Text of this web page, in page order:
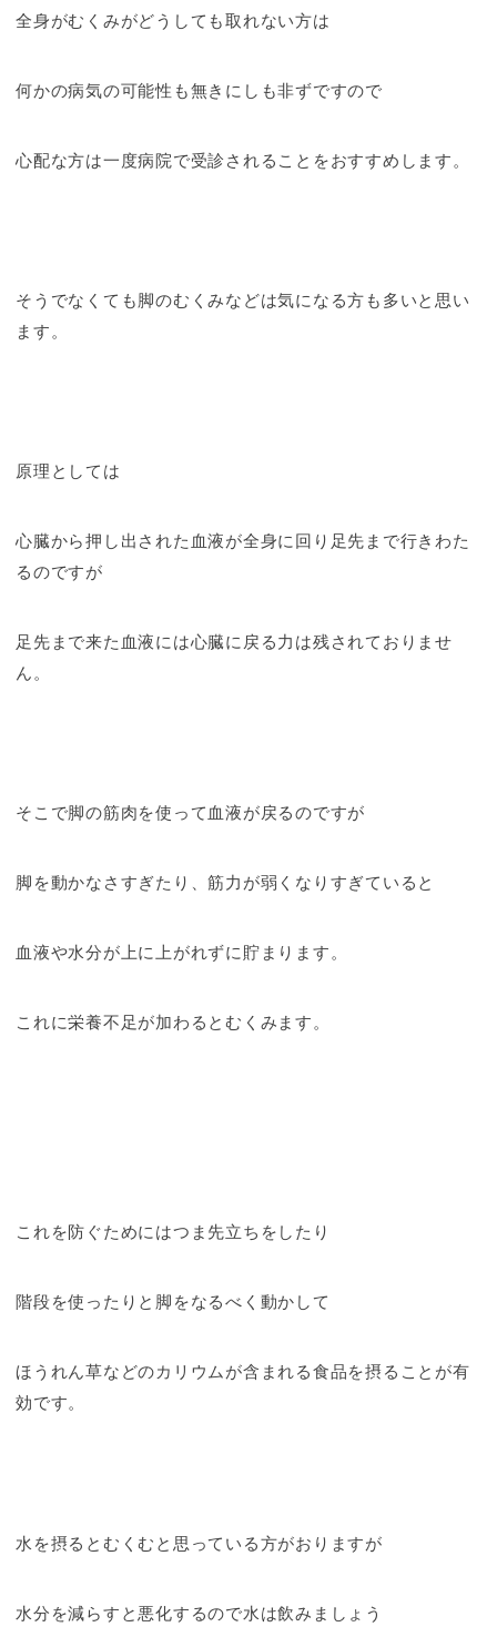
全身がむくみがどうしても取れない方は
何かの病気の可能性も無きにしも非ずですので
心配な方は一度病院で受診されることをおすすめします。
そうでなくても脚のむくみなどは気になる方も多いと思い
ます。
原理としては
心臓から押し出された血液が全身に回り足先まで行きわた
るのですが
足先まで来た血液には心臓に戻る力は残されておりませ
ん。
そこで脚の筋肉を使って血液が戻るのですが
脚を動かなさすぎたり、筋力が弱くなりすぎていると
血液や水分が上に上がれずに貯まります。
これに栄養不足が加わるとむくみます。
これを防ぐためにはつま先立ちをしたり
階段を使ったりと脚をなるべく動かして
ほうれん草などのカリウムが含まれる食品を摂ることが有
効です。
水を摂るとむくむと思っている方がおりますが
水分を減らすと悪化するので水は飲みましょう